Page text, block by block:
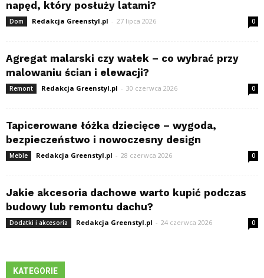
napęd, który posłuży latami?
Dom Redakcja Greenstyl.pl - 27 lipca 2026 0
Agregat malarski czy wałek – co wybrać przy
malowaniu ścian i elewacji?
Remont Redakcja Greenstyl.pl - 30 czerwca 2026 0
Tapicerowane łóżka dziecięce – wygoda,
bezpieczeństwo i nowoczesny design
Meble Redakcja Greenstyl.pl - 28 czerwca 2026 0
Jakie akcesoria dachowe warto kupić podczas
budowy lub remontu dachu?
Dodatki i akcesoria Redakcja Greenstyl.pl - 24 czerwca 2026 0
KATEGORIE